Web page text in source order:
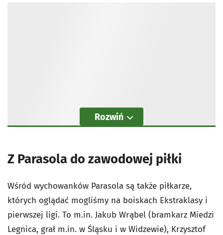
Rozwiń
Z Parasola do zawodowej piłki
Wśród wychowanków Parasola są także piłkarze,
których oglądać mogliśmy na boiskach Ekstraklasy i
pierwszej ligi. To m.in. Jakub Wrąbel (bramkarz Miedzi
Legnica, grał m.in. w Śląsku i w Widzewie), Krzysztof